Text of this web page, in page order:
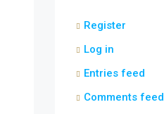
Register
Log in
Entries feed
Comments feed